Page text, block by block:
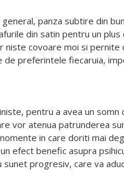
panza subtire din
din satin pentru un
covoare moi si pernite
preferintele fiecaruia,
pentru a avea un somn
vor atenua patrunderea
in care doriti mai
efect benefic asupra
progresiv, care va